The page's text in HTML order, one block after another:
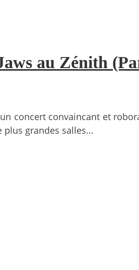
au Zénith
concert convaincant et
plus grandes salles…